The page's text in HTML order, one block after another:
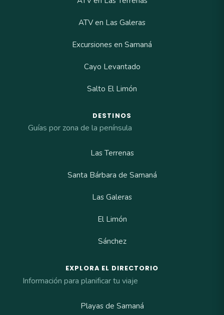
ATV en Las Galeras
Excursiones en Samaná
Cayo Levantado
Salto El Limón
DESTINOS
Guías por zona de la península
Las Terrenas
Santa Bárbara de Samaná
Las Galeras
El Limón
Sánchez
EXPLORA EL DIRECTORIO
Información para planificar tu viaje
Playas de Samaná